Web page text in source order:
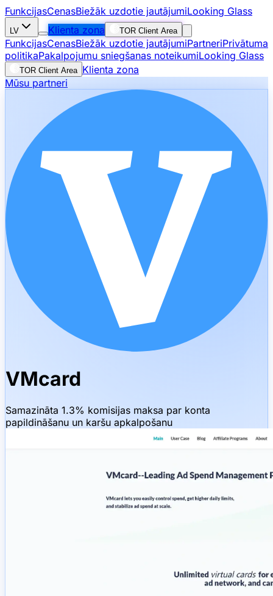
FunkcijasCenasBiežāk uzdotie jautājumiLooking Glass
LV Klienta zona TOR Client Area
FunkcijasCenasBiežāk uzdotie jautājumiPartneriPrivātuma
politikaPakalpojumu sniegšanas noteikumiLooking Glass
TOR Client Area Klienta zona
Mūsu partneri
VMcard
Samazināta 1.3% komisijas maksa par konta
papildināšanu un karšu apkalpošanu